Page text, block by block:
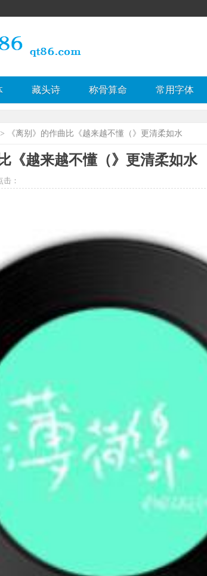
藏头诗 称骨算命 常用字体
> 《离别》的作曲比《越来越不懂（》更清柔如水
《越来越不懂（》更清柔如水
击：